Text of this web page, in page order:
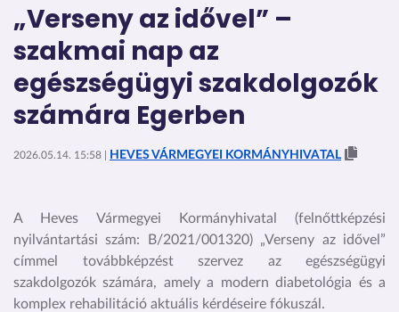
„Verseny az idővel” –
szakmai nap az
egészségügyi szakdolgozók
számára Egerben
2026.05.14. 15:58 | HEVES VÁRMEGYEI KORMÁNYHIVATAL
A Heves Vármegyei Kormányhivatal (felnőttképzési
nyilvántartási szám: B/2021/001320) „Verseny az idővel”
címmel továbbképzést szervez az egészségügyi
szakdolgozók számára, amely a modern diabetológia és a
komplex rehabilitáció aktuális kérdéseire fókuszál.